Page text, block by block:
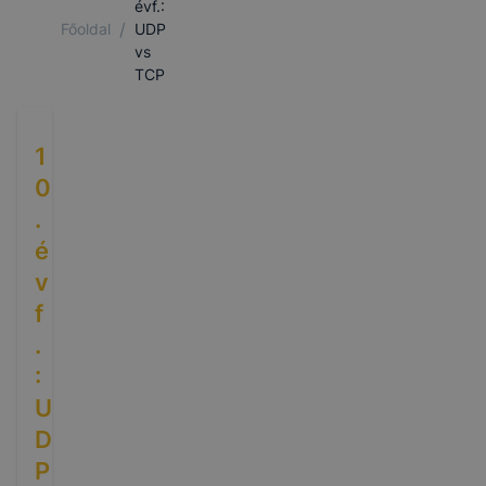
Főoldal /
évf.:
UDP
vs
TCP
1
0
.
é
v
f
.
:
U
D
P